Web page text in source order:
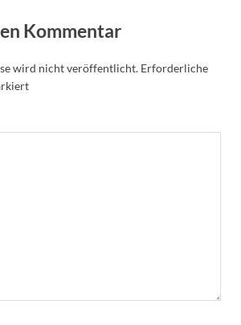
Kommentar
wird nicht veröffentlicht. Erforderliche